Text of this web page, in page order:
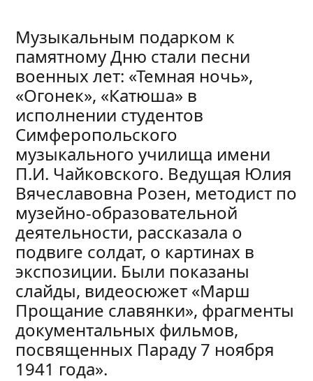
Музыкальным подарком к
памятному Дню стали песни
военных лет: «Темная ночь»,
«Огонек», «Катюша» в
исполнении студентов
Симферопольского
музыкального училища имени
П.И. Чайковского. Ведущая Юлия
Вячеславовна Розен, методист по
музейно-образовательной
деятельности, рассказала о
подвиге солдат, о картинах в
экспозиции. Были показаны
слайды, видеосюжет «Марш
Прощание славянки», фрагменты
документальных фильмов,
посвященных Параду 7 ноября
1941 года».